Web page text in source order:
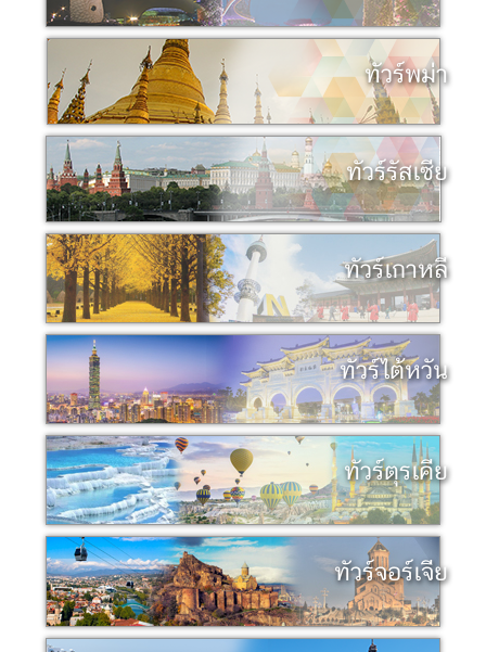
ทัวร์พม่า
ทัวร์รัสเซีย
ทัวร์เกาหลี
ทัวร์ไต้หวัน
ทัวร์ตุรเคีย
ทัวร์จอร์เจีย